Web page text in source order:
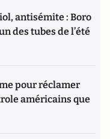
antisémite : Boro
des tubes de l’été
pour réclamer
américains que